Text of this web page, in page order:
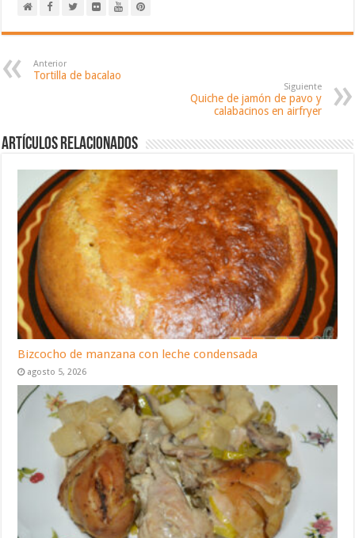
Anterior
Tortilla de bacalao
Siguiente
Quiche de jamón de pavo y
calabacinos en airfryer
Artículos relacionados
Bizcocho de manzana con leche condensada
agosto 5, 2026